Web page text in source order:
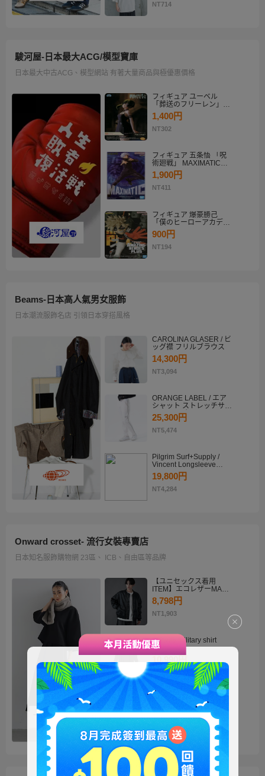
NT714
駿河屋-日本最大ACG/模型寶庫
日本最大中古ACG、模型網站 有著大量商品與極優惠價格
フィギュア ユーベル
「葬送のフリーレン」
Desktop×Decorate
Collection“ユーベル”
1,400円
NT302
フィギュア 五条悟 「呪
術廻戦」 MAXIMATIC
SATORU GOJO
1,900円
NT411
フィギュア 爆豪勝己
「僕のヒーローアカデミ
ア」 THE AMAZING
HEROES-PLUS-
KATSUKI BAKUGO II
900円
NT194
Beams-日本高人氣男女服飾
日本潮流服飾名店 引領日本穿搭風格
CAROLINA GLASER / ビ
ッグ襟 フリルブラウス
14,300円
NT3,094
ORANGE LABEL / エア
シャット ストレッチサイ
ドラインパンツ
25,300円
NT5,474
Pilgrim Surf+Supply /
Vincent Longsleeve
Shirt
19,800円
NT4,284
Onward crosset- 流行女裝專賣店
日本知名服飾購物網 23區、 ICB、自由區等品牌
【ユニセックス着用
ITEM】エコレザーMA－
1
8,798円
NT1,903
・2way military shirt
dress
NT2,378
【洗える】褒めらレディ
テーラード ジャケット
14,900円
NT3,224